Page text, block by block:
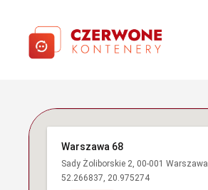
Warszawa 68
Sady Żoliborskie 2, 00-001 Warszawa
52.266837, 20.975274